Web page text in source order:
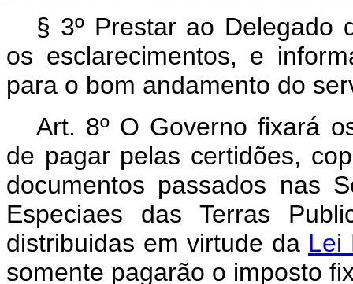
§ 3º Prestar ao Delegado
os esclarecimentos, e
para o bom andamento do
Art. 8º O Governo fixará
de pagar pelas certidões,
documentos passados nas
Especiaes das Terras
distribuidas em virtude da Lei
somente pagarão o imposto